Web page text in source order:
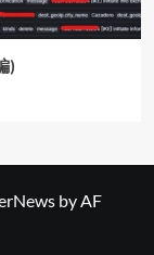
)
by AF